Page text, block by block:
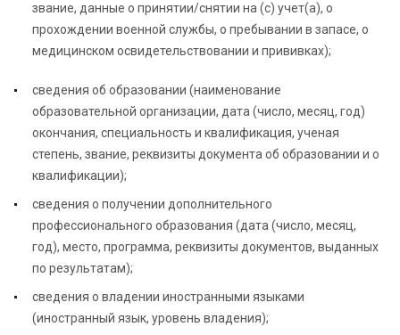
звание, данные о принятии/снятии на (с) учет(а), о
прохождении военной службы, о пребывании в запасе, о
медицинском освидетельствовании и прививках);
сведения об образовании (наименование
образовательной организации, дата (число, месяц, год)
окончания, специальность и квалификация, ученая
степень, звание, реквизиты документа об образовании и о
квалификации);
сведения о получении дополнительного
профессионального образования (дата (число, месяц,
год), место, программа, реквизиты документов, выданных
по результатам);
сведения о владении иностранными языками
(иностранный язык, уровень владения);